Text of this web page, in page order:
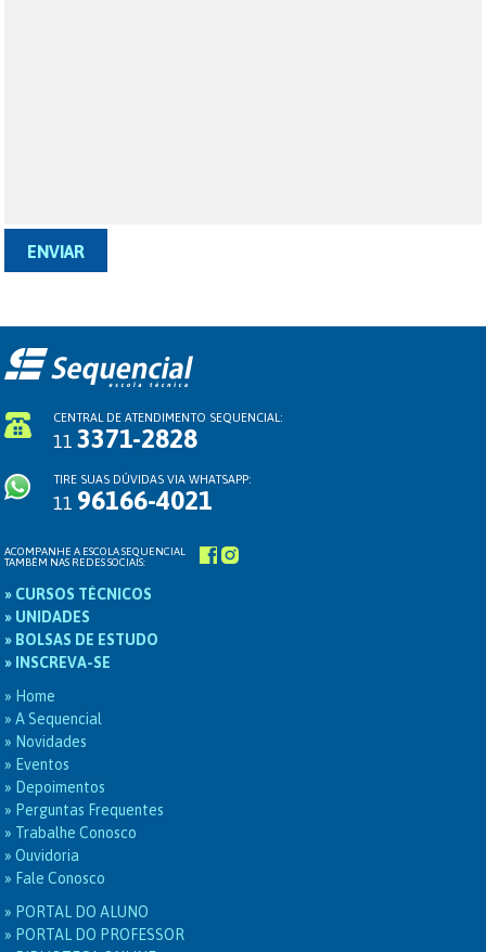
CENTRAL DE ATENDIMENTO SEQUENCIAL:
11 3371-2828
TIRE SUAS DÚVIDAS VIA WHATSAPP:
11 96166-4021
ACOMPANHE A ESCOLA SEQUENCIAL
TAMBÉM NAS REDES SOCIAIS:
» CURSOS TÉCNICOS
» UNIDADES
» BOLSAS DE ESTUDO
» INSCREVA-SE
» Home
» A Sequencial
» Novidades
» Eventos
» Depoimentos
» Perguntas Frequentes
» Trabalhe Conosco
» Ouvidoria
» Fale Conosco
» PORTAL DO ALUNO
» PORTAL DO PROFESSOR